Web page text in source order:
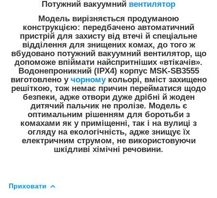
Потужний вакуумний вентилятор
Модель вирізняється продуманою
конструкцією: передбачено автоматичний
пристрій для захисту від втечі й спеціальне
відділення для знищених комах, до того ж
вбудовано потужний вакуумний вентилятор, що
допоможе впіймати найспритніших «втікачів».
Водонепроникний (IPX4) корпус MSK-SB3555
виготовлено у чорномукольорі, вміст захищено
решіткою, тож немає причин перейматися щодо
безпеки, адже отвори дуже дрібні й жоден
дитячий пальчик не пролізе. Модель є
оптимальним рішенням для боротьби з
комахами як у приміщенні, так і на вулиці з
огляду на екологічність, адже знищує їх
електричним струмом, не використовуючи
шкідливі хімічні речовини.
Приховати